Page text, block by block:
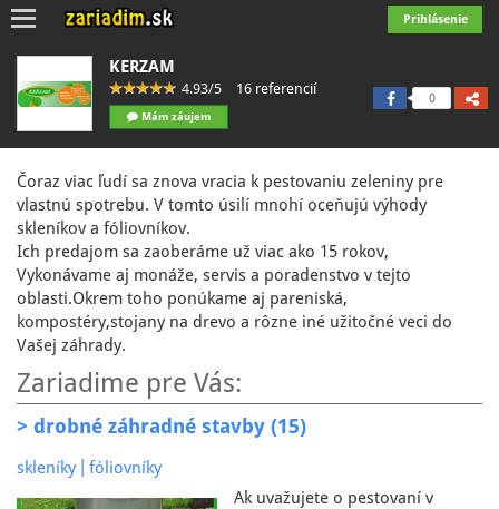
Prihlásenie
Toggle
KERZAM
4.93/5 16 referencií
0
Mám záujem
Čoraz viac ľudí sa znova vracia k pestovaniu zeleniny pre
vlastnú spotrebu. V tomto úsilí mnohí oceňujú výhody
skleníkov a fóliovníkov.
Ich predajom sa zaoberáme už viac ako 15 rokov,
Vykonávame aj monáže, servis a poradenstvo v tejto
oblasti.Okrem toho ponúkame aj pareniská,
kompostéry,stojany na drevo a rôzne iné užitočné veci do
Vašej záhrady.
Zariadime pre Vás:
> drobné záhradné stavby (15)
skleníky fóliovníky
Ak uvažujete o pestovaní v